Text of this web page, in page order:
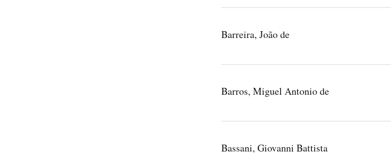
Barreira, João de
Barros, Miguel Antonio de
Bassani, Giovanni Battista